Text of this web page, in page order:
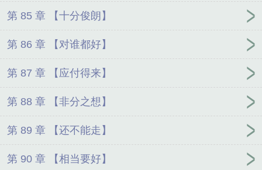
第 85 章 【十分俊朗】
第 86 章 【对谁都好】
第 87 章 【应付得来】
第 88 章 【非分之想】
第 89 章 【还不能走】
第 90 章 【相当要好】